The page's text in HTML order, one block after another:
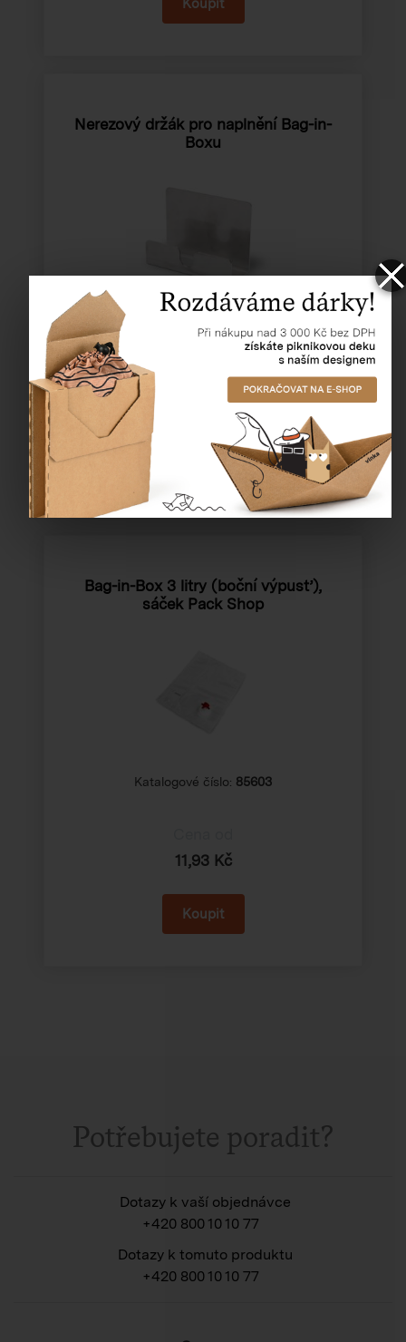
Nerezový držák pro naplnění Bag-in-
Boxu
Katalogové číslo:85100
519,09 Kč
Bag-in-Box 3 litry (boční výpusť),
sáček Pack Shop
Katalogové číslo: 85603
11,93 Kč
Potřebujete poradit?
Dotazy k vaší objednávce
+420 800 10 10 77
Dotazy k tomuto produktu
+420 800 10 10 77